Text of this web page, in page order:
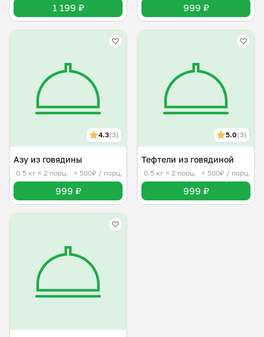
1 199 ₽ 999 ₽
4.3(3)
Азу из говядины
0.5 кг ≈ 2 порц. ≈ 500₽ / порц.
999 ₽
5.0(3)
Тефтели из говядиной
0.5 кг ≈ 2 порц. ≈ 500₽ / порц.
999 ₽